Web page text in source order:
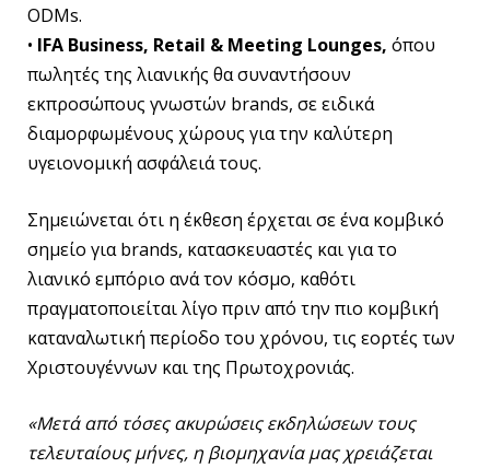
ODMs.
• IFA Business, Retail & Meeting Lounges, όπου
πωλητές της λιανικής θα συναντήσουν
εκπροσώπους γνωστών brands, σε ειδικά
διαμορφωμένους χώρους για την καλύτερη
υγειονομική ασφάλειά τους.
Σημειώνεται ότι η έκθεση έρχεται σε ένα κομβικό
σημείο για brands, κατασκευαστές και για το
λιανικό εμπόριο ανά τον κόσμο, καθότι
πραγματοποιείται λίγο πριν από την πιο κομβική
καταναλωτική περίοδο του χρόνου, τις εορτές των
Χριστουγέννων και της Πρωτοχρονιάς.
«Μετά από τόσες ακυρώσεις εκδηλώσεων τους
τελευταίους μήνες, η βιομηχανία μας χρειάζεται